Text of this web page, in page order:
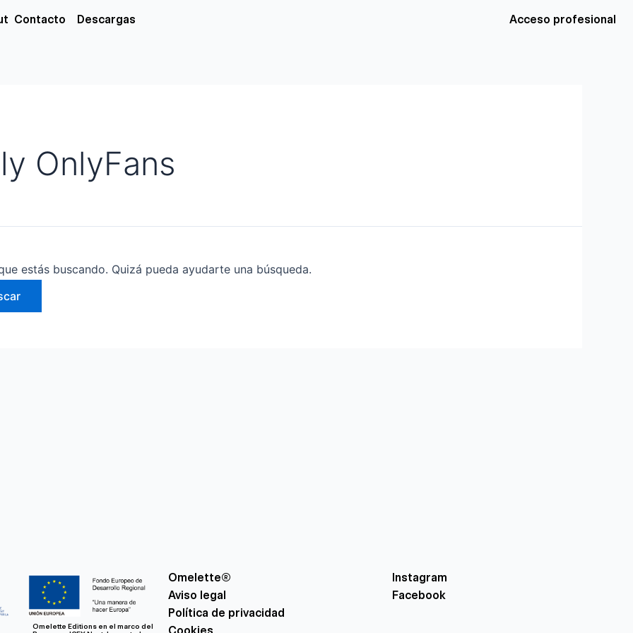
Contacto Descargas Acceso profesional
OnlyFans
estás buscando. Quizá pueda ayudarte una búsqueda.
Omelette Editions en el marco del
Omelette®
Aviso legal
Política de privacidad
Instagram
Facebook